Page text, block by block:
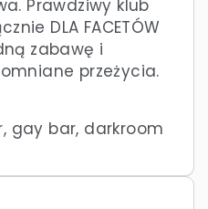
Prawdziwy klub
DLA FACETÓW
zabawę i
przeżycia.
gay bar, darkroom